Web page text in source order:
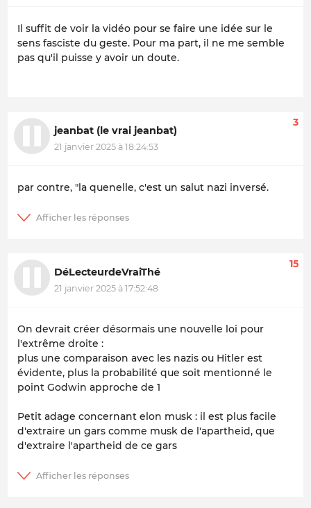
Il suffit de voir la vidéo pour se faire une idée sur le
sens fasciste du geste. Pour ma part, il ne me semble
pas qu'il puisse y avoir un doute.
jeanbat (le vrai jeanbat)
21 janvier 2025 à 18:24:53
3
par contre, "la quenelle, c'est un salut nazi inversé.
DéLecteurdeVraiThé
21 janvier 2025 à 17:52:48
15
On devrait créer désormais une nouvelle loi pour
l'extrême droite :
plus une comparaison avec les nazis ou Hitler est
évidente, plus la probabilité que soit mentionné le
point Godwin approche de 1
Petit adage concernant elon musk : il est plus facile
d'extraire un gars comme musk de l'apartheid, que
d'extraire l'apartheid de ce gars